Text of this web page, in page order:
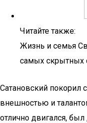
Читайте также:
Жизнь и семья
самых скрытных
Сатановский покорил
внешностью и
отлично двигался,